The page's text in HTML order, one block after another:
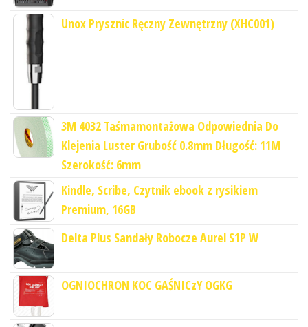
Unox Prysznic Ręczny Zewnętrzny (XHC001)
3M 4032 Taśmamontażowa Odpowiednia Do
Klejenia Luster Grubość 0.8mm Długość: 11M
Szerokość: 6mm
Kindle, Scribe, Czytnik ebook z rysikiem
Premium, 16GB
Delta Plus Sandały Robocze Aurel S1P W
OGNIOCHRON KOC GAŚNICzY OGKG